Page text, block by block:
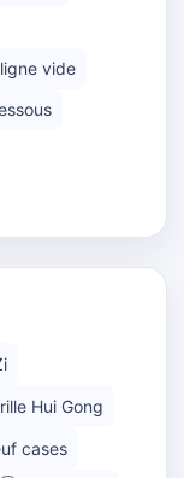
vide
Hui Gong
cases